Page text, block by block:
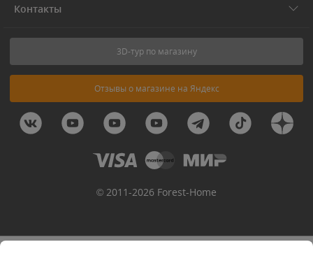
Контакты
3D-тур по магазину
Отзывы о магазине на Яндекс
© 2011-2026 Forest-Home